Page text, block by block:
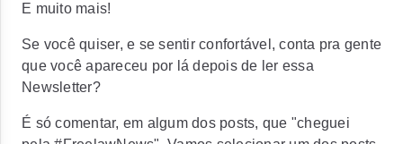
E muito mais!
Se você quiser, e se sentir confortável, conta pra gente
que você apareceu por lá depois de ler essa
Newsletter?
É só comentar, em algum dos posts, que "cheguei